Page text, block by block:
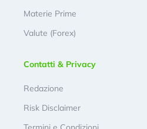
Materie Prime
Valute (Forex)
Contatti & Privacy
Redazione
Risk Disclaimer